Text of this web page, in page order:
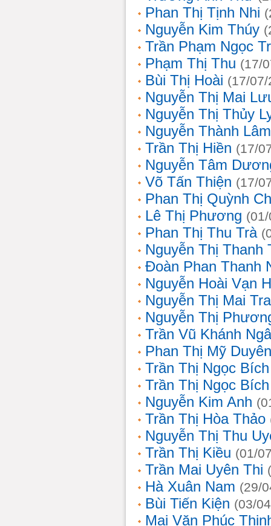
Phan Thị Tịnh Nhi
Nguyễn Kim Thúy
Trần Phạm Ngọc
Phạm Thị Thu (17/
Bùi Thị Hoài (17/
Nguyễn Thị Mai
Nguyễn Thị Thủy
Nguyễn Thành Lâm
Trần Thị Hiền (17/
Nguyễn Tâm
Võ Tấn Thiện (17/
Phan Thị Quỳnh
Lê Thị Phương
Phan Thị Thu Trà
Nguyễn Thị Thanh
Đoàn Phan Thanh
Nguyễn Hoài Vạn
Nguyễn Thị Mai
Nguyễn Thị
Trần Vũ Khánh
Phan Thị Mỹ Duyên
Trần Thị Ngọc Bích
Trần Thị Ngọc Bích
Nguyễn Kim Anh
Trần Thị Hòa Thảo
Nguyễn Thị Thu
Trần Thị Kiều (01/
Trần Mai Uyên Thi
Hà Xuân Nam (29/
Bùi Tiến Kiện (03/
Mai Văn Phúc